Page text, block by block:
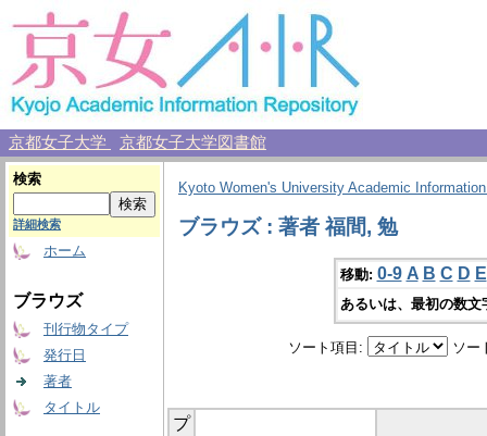
京都女子大学 京都女子大学図書館
検索
詳細検索
ホーム
ブラウズ
刊行物タイプ
発行日
著者
タイトル
Kyoto Women's University Academic
ブラウズ : 著者 福間, 勉
移動: 0-9 A B C D E
あるいは、最初の数
ソート項目: ソー
プ